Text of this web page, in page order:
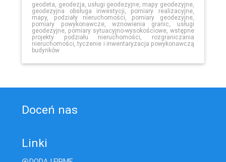
geodeta, geodezja, usługi geodezyjne, mapy geodezyjne,
geodezyjna obsługa inwestycji, pomiary realizacyjne,
mapy, podziały nieruchomości, pomiary geodezyjne,
pomiary powykonawcze, wznowienia granic, usługi
geodezyjne, pomiary sytuacyjno-wysokościowe, wstępne
projekty podziału nieruchomości, rozgraniczania
nieruchomości, tyczenie i inwentaryzacja powykonawczą
budynków
Doceń nas
Linki